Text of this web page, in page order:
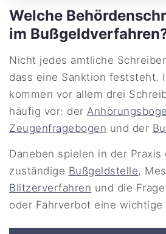
Welche
im
Nicht jedes amtliche
dass eine Sanktion feststeht.
kommen vor allem drei
häufig vor: der
Zeugenfragebogen und der
Daneben spielen in der Praxis
zuständige Bußgeldstelle,
Blitzerverfahren und die
oder Fahrverbot eine wichtige